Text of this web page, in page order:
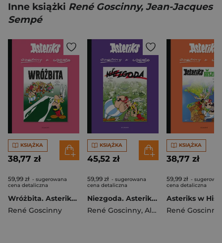
Inne książki René Goscinny, Jean-Jacques
Sempé
KSIĄŻKA
38,77 zł
59,99 zł - sugerowana
cena detaliczna
Wróżbita. Asteriks. Tom 19
René Goscinny
KSIĄŻKA
45,52 zł
59,99 zł - sugerowana
cena detaliczna
Niezgoda. Asteriks. Tom 15
René Goscinny, Albert Uderzo
KSIĄŻKA
38,77 zł
59,99 zł -
cena detaliczna
René Goscinny